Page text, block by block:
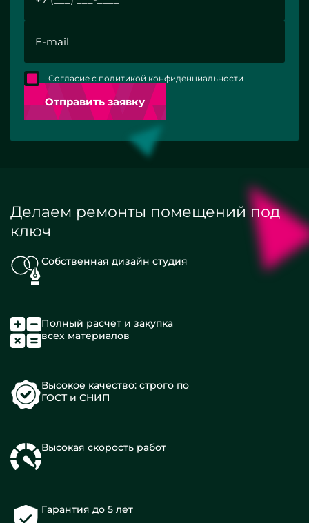
Отправить заявку
Согласие с политикой конфиденциальности
Делаем ремонты помещений под
ключ
Собственная дизайн студия
Полный расчет и закупка
всех материалов
Высокое качество: строго по
ГОСТ и СНИП
Высокая скорость работ
Гарантия до 5 лет